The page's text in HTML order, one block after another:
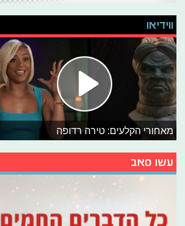
ווידיאו
מאחורי הקלעים: טירה רדופה
עשו סאב